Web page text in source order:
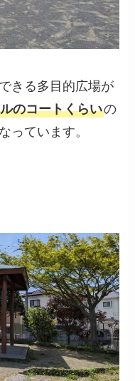
きる多目的広場が
のコートくらいの
っています。